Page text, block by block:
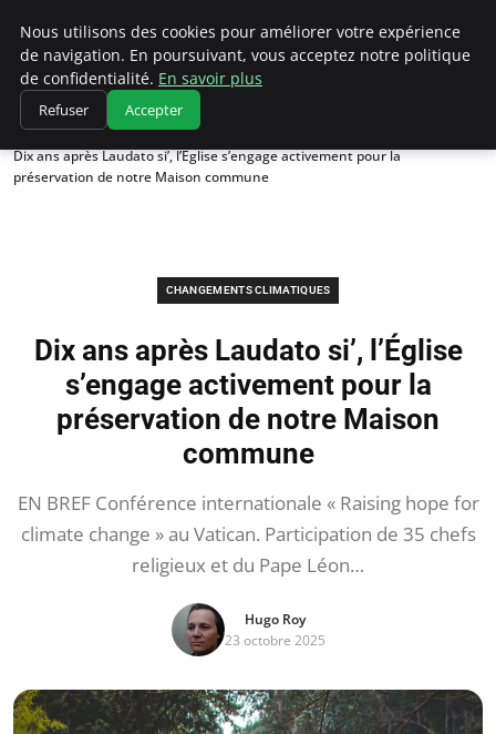
Climatedebtagents
Accueil
Changements climatiques
Dix ans après Laudato si’, l’Église s’engage activement pour la
préservation de notre Maison commune
CHANGEMENTS CLIMATIQUES
Dix ans après Laudato si’, l’Église
s’engage activement pour la
préservation de notre Maison
commune
EN BREF Conférence internationale « Raising hope for
climate change » au Vatican. Participation de 35 chefs
religieux et du Pape Léon…
Hugo Roy
23 octobre 2025
Nous utilisons des cookies pour améliorer votre expérience
de navigation. En poursuivant, vous acceptez notre politique
de confidentialité. En savoir plus
Refuser Accepter